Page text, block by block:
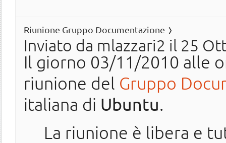
Riunione Gruppo Documentazione
Inviato da mlazzari2 il 25
Il giorno 03/11/2010 alle
riunione del Gruppo
italiana di Ubuntu.
La riunione è libera e